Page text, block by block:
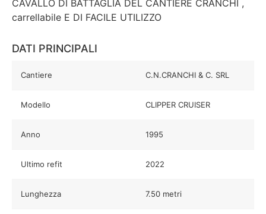
CAVALLO DI BATTAGLIA DEL CANTIERE CRANCHI ,
carrellabile E DI FACILE UTILIZZO
DATI PRINCIPALI
Cantiere C.N.CRANCHI & C. SRL
Modello CLIPPER CRUISER
Anno 1995
Ultimo refit 2022
Lunghezza 7.50 metri